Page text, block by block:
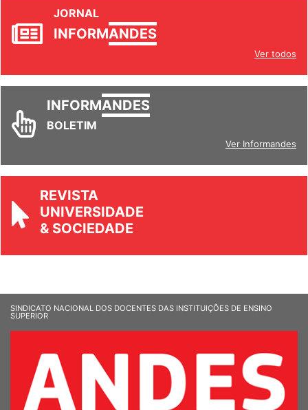
JORNAL
INFORMANDES
Ver todos
INFORMANDES
BOLETIM
Ver Informandes
REVISTA
UNIVERSIDADE
& SOCIEDADE
SINDICATO NACIONAL DOS DOCENTES DAS INSTITUIÇÕES DE ENSINO
SUPERIOR